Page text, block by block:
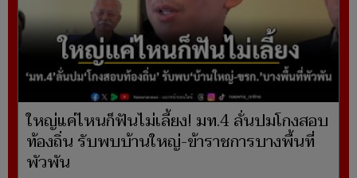
ใหญ่แค่ไหนก็ฟันไม่เลี้ยง! มท.4 ลั่นปมโกงสอบ
ท้องถิ่น รับพบบ้านใหญ่-ข้าราชการบางพื้นที่
พัวพัน